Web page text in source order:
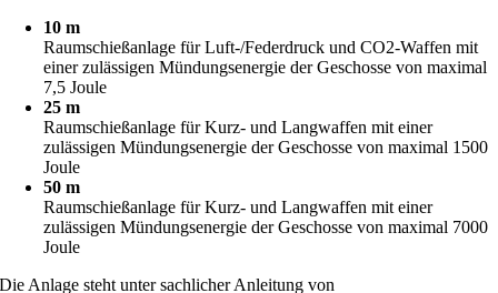
10 m
Raumschießanlage für Luft-/Federdruck und CO2-Waffen mit
einer zulässigen Mündungsenergie der Geschosse von maximal
7,5 Joule
25 m
Raumschießanlage für Kurz- und Langwaffen mit einer
zulässigen Mündungsenergie der Geschosse von maximal 1500
Joule
50 m
Raumschießanlage für Kurz- und Langwaffen mit einer
zulässigen Mündungsenergie der Geschosse von maximal 7000
Joule
Die Anlage steht unter sachlicher Anleitung von